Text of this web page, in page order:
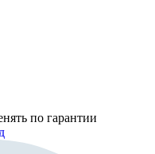
по гарантии